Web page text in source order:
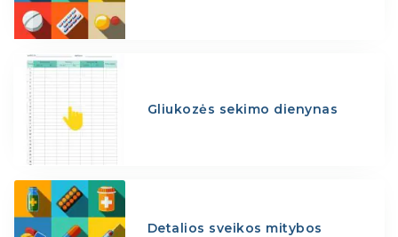
Gliukozės sekimo dienynas
Detalios sveikos mitybos